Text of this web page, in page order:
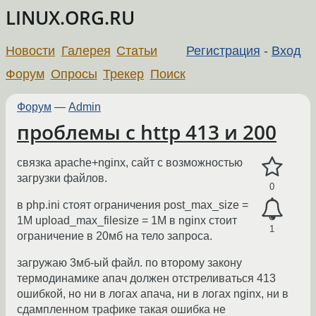
LINUX.ORG.RU
Регистрация - Вход
Новости Галерея Статьи
Форум Опросы Трекер Поиск
Форум — Admin
проблемы с http 413 и 200
0
1
связка apache+nginx, сайт с возможностью
загрузки файлов.
в php.ini стоят ограничения post_max_size =
1M upload_max_filesize = 1M в nginx стоит
ограничение в 20мб на тело запроса.
загружаю 3мб-ый файл. по второму закону
термодинамике апач должен отстреливаться 413
ошибкой, но ни в логах апача, ни в логах nginx, ни в
сдампленном трафике такая ошибка не